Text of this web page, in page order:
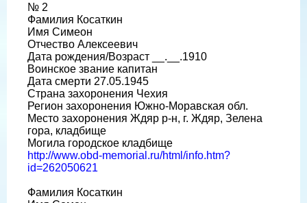
№ 2
Фамилия Косаткин
Имя Симеон
Отчество Алексеевич
Дата рождения/Возраст __.__.1910
Воинское звание капитан
Дата смерти 27.05.1945
Страна захоронения Чехия
Регион захоронения Южно-Моравская обл.
Место захоронения Ждяр р-н, г. Ждяр, Зелена
гора, кладбище
Могила городское кладбище
http://www.obd-memorial.ru/html/info.htm?
id=262050621
Фамилия Косаткин